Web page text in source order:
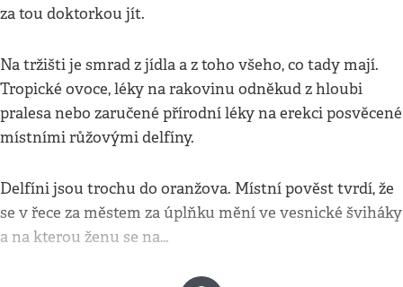
za tou doktorkou jít.
Na tržišti je smrad z jídla a z toho všeho, co tady mají.
Tropické ovoce, léky na rakovinu odněkud z hloubi
pralesa nebo zaručené přírodní léky na erekci posvěcené
místními růžovými delfíny.
Delfíni jsou trochu do oranžova. Místní pověst tvrdí, že
se v řece za městem za úplňku mění ve vesnické šviháky
a na kterou ženu se na…